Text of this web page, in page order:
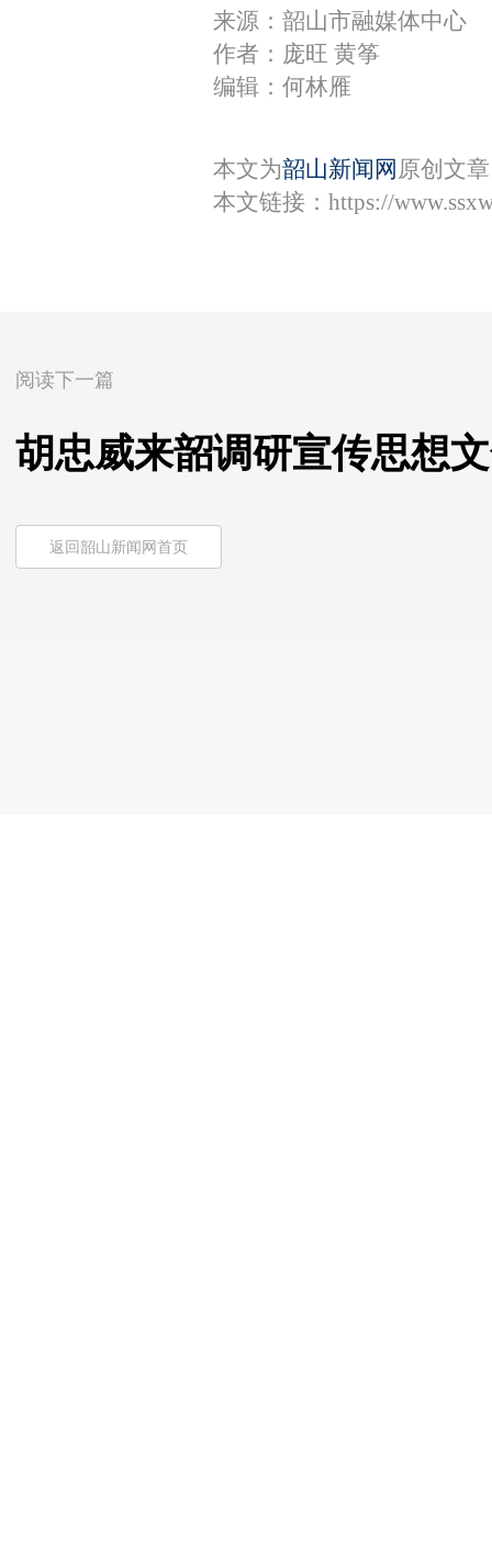
来源：韶山市融媒体中心
作者：庞旺 黄筝
编辑：何林雁
本文为韶山新闻网 原创文
本文链接： https://
阅读下一篇
胡忠威来韶调研宣传思想
返回韶山新闻网首页